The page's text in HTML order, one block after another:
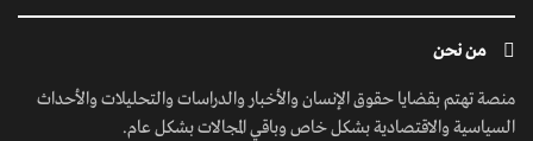
من نحن
منصة تهتم بقضايا حقوق الإنسان والأخبار والدراسات والتحليلات والأحداث
السياسية والاقتصادية بشكل خاص وباقي المجالات بشكل عام.